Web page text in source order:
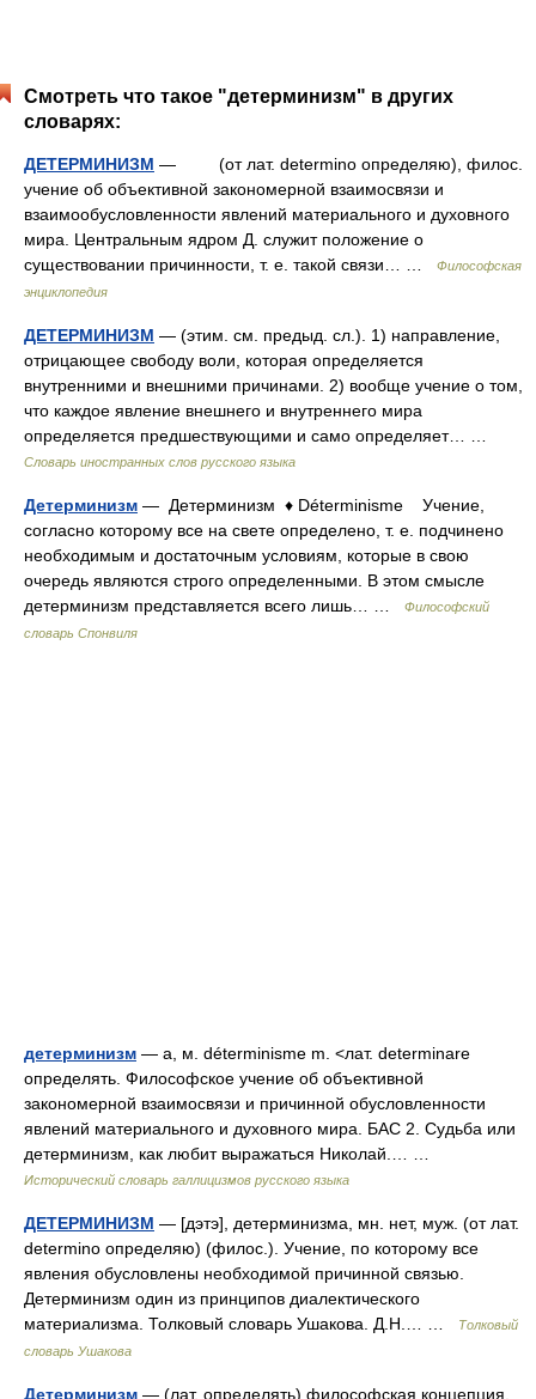
Смотреть что такое "детерминизм" в других
словарях:
ДЕТЕРМИНИЗМ — (от лат. determino определяю), филос.
учение об объективной закономерной взаимосвязи и
взаимообусловленности явлений материального и духовного
мира. Центральным ядром Д. служит положение о
существовании причинности, т. е. такой связи… …
Философская
энциклопедия
ДЕТЕРМИНИЗМ — (этим. см. предыд. сл.). 1) направление,
отрицающее свободу воли, которая определяется
внутренними и внешними причинами. 2) вообще учение о том,
что каждое явление внешнего и внутреннего мира
определяется предшествующими и само определяет… …
Словарь иностранных слов русского языка
Детерминизм — Детерминизм ♦ Déterminisme Учение,
согласно которому все на свете определено, т. е. подчинено
необходимым и достаточным условиям, которые в свою
очередь являются строго определенными. В этом смысле
детерминизм представляется всего лишь… …
Философский
словарь Спонвиля
детерминизм — а, м. déterminisme m. <лат. determinare
определять. Философское учение об объективной
закономерной взаимосвязи и причинной обусловленности
явлений материального и духовного мира. БАС 2. Судьба или
детерминизм, как любит выражаться Николай.… …
Исторический словарь галлицизмов русского языка
ДЕТЕРМИНИЗМ — [дэтэ], детерминизма, мн. нет, муж. (от лат.
determino определяю) (филос.). Учение, по которому все
явления обусловлены необходимой причинной связью.
Детерминизм один из принципов диалектического
материализма. Толковый словарь Ушакова. Д.Н.… …
Толковый
словарь Ушакова
Детерминизм — (лат. определять) философская концепция,